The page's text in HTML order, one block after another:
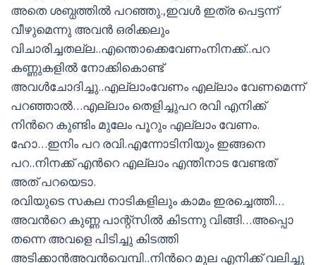
അതെ ശബ്ധത്തില്‍ പറഞ്ഞു.,ഇവള്‍ ഇത്ര പെട്ടന്ന്
വീഴുമെന്നു അവന്‍ ഒരിക്കലും
വിചാരിച്ചതല്ല..എന്തൊക്കെവേണംനിനക്ക്..പറ
കണ്ണുകളില്‍ നോക്കികൊണ്ട്‌
അവള്‍ചോദിച്ചു..എല്ലാംവേണം എല്ലാം വേണമെന്ന്
പറഞ്ഞാല്‍…എല്ലാം തെളിച്ചുപറ രവി എനിക്ക്
നിന്‍റെ കുണ്ടിം മുലേം പൂറും എല്ലാം വേണം.
ഹോ…ഇനിം പറ രവി.എന്നോടിനിയും ഇങ്ങനെ
പറ..നിനക്ക് എന്‍റെ എല്ലാം എന്തിനാട വേണ്ടത്
അത് പറയെടാ.
രവിയുടെ സകല നാടികളിലും കാമം ഇരച്ചെത്തി…
അവന്‍റെ കുണ്ണ പാന്റ്സില്‍ കിടന്നു വിങ്ങി…അപ്പൊ
തന്നെ അവളെ പിടിച്ചു കിടത്തി
അടിക്കാന്‍അവന്‍വെമ്പി..നിന്‍റെ മുല എനിക്ക് വലിച്ചു